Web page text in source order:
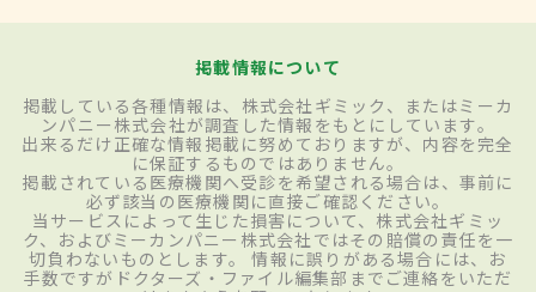
掲載情報について
掲載している各種情報は、株式会社ギミック、またはミーカ
ンパニー株式会社が調査した情報をもとにしています。
出来るだけ正確な情報掲載に努めておりますが、内容を完全
に保証するものではありません。
掲載されている医療機関へ受診を希望される場合は、事前に
必ず該当の医療機関に直接ご確認ください。
当サービスによって生じた損害について、株式会社ギミッ
ク、およびミーカンパニー株式会社ではその賠償の責任を一
切負わないものとします。 情報に誤りがある場合には、お
手数ですがドクターズ・ファイル編集部までご連絡をいただ